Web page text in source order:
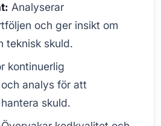
Analyserar
och ger insikt om
teknisk skuld.
kontinuerlig
analys för att
skuld.